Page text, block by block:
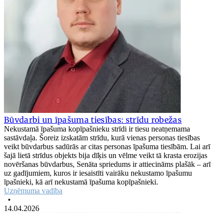
Būvdarbi un īpašuma tiesības: strīdu robežas
Nekustamā īpašuma kopīpašnieku strīdi ir tiesu neatņemama
sastāvdaļa. Šoreiz izskatām strīdu, kurā vienas personas tiesības
veikt būvdarbus sadūrās ar citas personas īpašuma tiesībām. Lai arī
šajā lietā strīdus objekts bija dīķis un vēlme veikt tā krasta erozijas
novēršanas būvdarbus, Senāta spriedums ir attiecināms plašāk – arī
uz gadījumiem, kuros ir iesaistīti vairāku nekustamo īpašumu
īpašnieki, kā arī nekustamā īpašuma kopīpašnieki.
Uzņēmuma vadība
•
14.04.2026